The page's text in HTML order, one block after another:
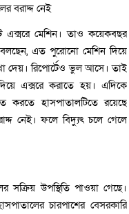
বরাদ্দ নেই
এক্সরে মেশিন। তাও কয়েকবছর
এত পুরোনো মেশিন দিয়ে
দেয়। রিপোর্টেও ভুল আসে। তাই
এক্সরে করাতে হয়। এদিকে
করতে হাসপাতালটিতে রয়েছে
নেই। ফলে বিদ্যুৎ চলে গেলে
সক্রিয় উপস্থিতি পাওয়া গেছে।
চারপাশের বেসরকারি